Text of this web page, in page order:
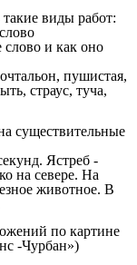
виды работ:
слово и как оно
пушистая,
страус, туча,
существительные
Ястреб -
на севере. На
животное. В
по картине
-Чурбан»)